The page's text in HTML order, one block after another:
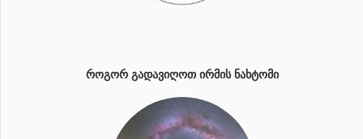
ᲠᲝᲒᲝᲠ ᲒᲐᲓᲐᲕᲘᲦᲝᲗ ᲘᲠᲛᲘᲡ ᲜᲐᲮᲢᲝᲛᲘ